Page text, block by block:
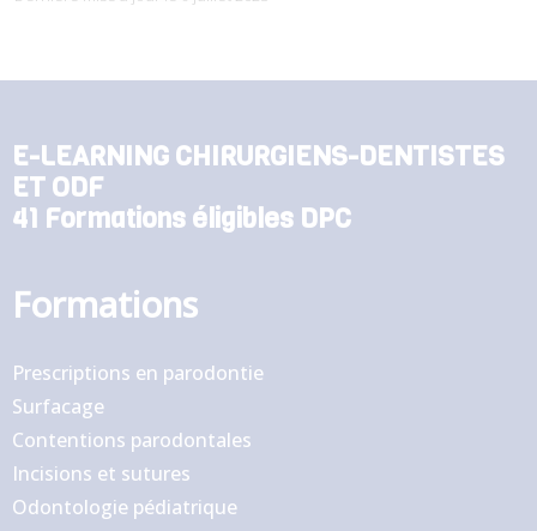
E-LEARNING CHIRURGIENS-DENTISTES
ET ODF
41 Formations éligibles DPC
Formations
Prescriptions en parodontie
Surfacage
Contentions parodontales
Incisions et sutures
Odontologie pédiatrique